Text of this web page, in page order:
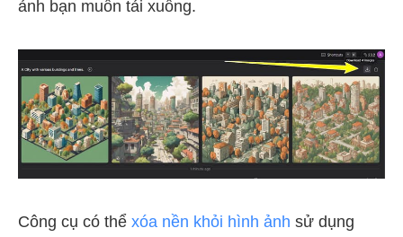
ảnh bạn muốn tải xuống.
Công cụ có thể xóa nền khỏi hình ảnh sử dụng